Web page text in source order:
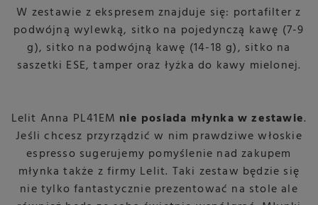
W zestawie z ekspresem znajduje się: portafilter z
podwójną wylewką, sitko na pojedynczą kawę (7-9
g), sitko na podwójną kawę (14-18 g), sitko na
saszetki ESE, tamper oraz łyżka do kawy mielonej.
Lelit Anna PL41EM nie posiada młynka w zestawie.
Jeśli chcesz przyrządzić w nim prawdziwe włoskie
espresso sugerujemy pomyślenie nad zakupem
młynka także z firmy Lelit. Taki zestaw będzie się
nie tylko fantastycznie prezentować na stole ale